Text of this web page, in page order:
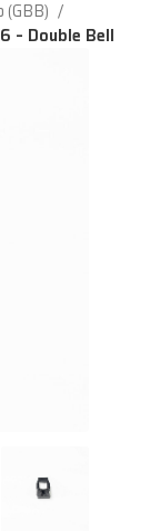
(GBB)
– Double Bell